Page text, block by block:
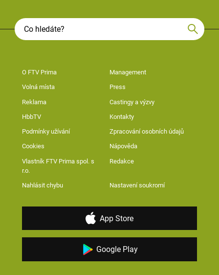
O FTV Prima Management
Volná místa Press
Reklama Castingy a výzvy
HbbTV Kontakty
Podmínky užívání Zpracování osobních údajů
Cookies Nápověda
Vlastník FTV Prima spol. s
r.o.
Redakce
Nahlásit chybu Nastavení soukromí
App Store
Google Play